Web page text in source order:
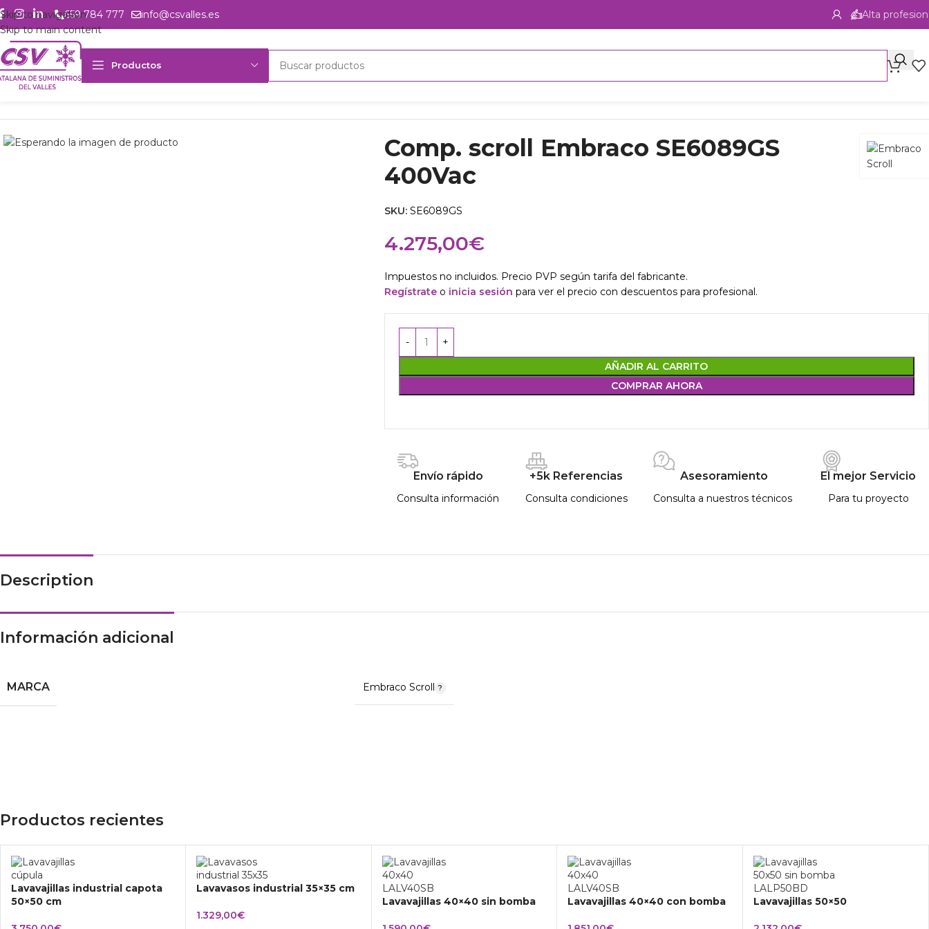
Skip to navigation
Skip to main content
659 784 777 info@csvalles.es Alta
Productos
Inicio Productos
Comp. scroll Embraco SE6089GS
400Vac
SKU: SE6089GS
4.275,00€
Impuestos no incluidos. Precio PVP según tarifa del fabricante.
Regístrateo inicia sesión para ver el precio con descuentos para profesional.
AÑADIR AL CARRITO
COMPRAR AHORA
Envío rápido
Consulta información
+5k Referencias
Consulta condiciones
Asesoramiento
Consulta a nuestros técnicos
El mejor Servicio
Para tu proyecto
Description
Información adicional
MARCA Embraco Scroll
Productos recientes
Lavavajillas industrial capota
50×50 cm
Lavavasos industrial 35×35 cm
1.329,00€
Lavavajillas 40×40 sin bomba Lavavajillas 40×40 con bomba Lavavajillas 50×50